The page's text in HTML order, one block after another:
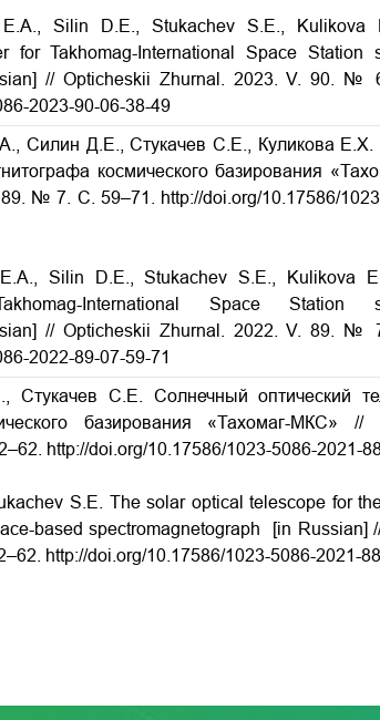
Silin D.E., Stukachev S.E., Kulikova
for Takhomag-International Space Station
// Opticheskii Zhurnal. 2023. V. 90. №
2023-90-06-38-49
Силин Д.Е., Стукачев С.Е., Куликова Е.Х.
космического базирования
№ 7. С. 59–71. http://doi.org/10.17586/
Silin D.E., Stukachev S.E., Kulikova
International Space Station
// Opticheskii Zhurnal. 2022. V. 89. №
2022-89-07-59-71
С.Е. Солнечный оптический
базирования «Тахомаг-МКС» //
http://doi.org/10.17586/1023-5086-2021-
S.E. The solar optical telescope for
based spectromagnetograph [in Russian]
http://doi.org/10.17586/1023-5086-2021-